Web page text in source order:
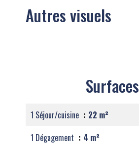
Autres visuels
Surfaces
1 Séjour/cuisine
22 m²
1 Dégagement
4 m²